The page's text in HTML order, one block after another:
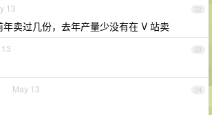
22
13
年卖过几份，去年产量少没有在 V 站卖
23
24
May 13